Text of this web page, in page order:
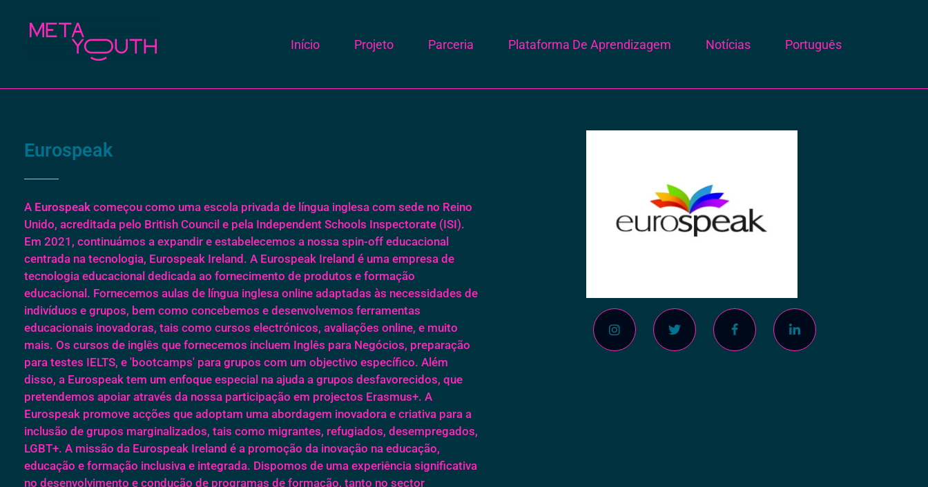
Início Projeto Parceria Plataforma De Aprendizagem Notícias Português
Eurospeak
A Eurospeak começou como uma escola privada de língua inglesa com sede no Reino
Unido, acreditada pelo British Council e pela Independent Schools Inspectorate (ISI).
Em 2021, continuámos a expandir e estabelecemos a nossa spin-off educacional
centrada na tecnologia, Eurospeak Ireland. A Eurospeak Ireland é uma empresa de
tecnologia educacional dedicada ao fornecimento de produtos e formação
educacional. Fornecemos aulas de língua inglesa online adaptadas às necessidades de
indivíduos e grupos, bem como concebemos e desenvolvemos ferramentas
educacionais inovadoras, tais como cursos electrónicos, avaliações online, e muito
mais. Os cursos de inglês que fornecemos incluem Inglês para Negócios, preparação
para testes IELTS, e 'bootcamps' para grupos com um objectivo específico. Além
disso, a Eurospeak tem um enfoque especial na ajuda a grupos desfavorecidos, que
pretendemos apoiar através da nossa participação em projectos Erasmus+. A
Eurospeak promove acções que adoptam uma abordagem inovadora e criativa para a
inclusão de grupos marginalizados, tais como migrantes, refugiados, desempregados,
LGBT+. A missão da Eurospeak Ireland é a promoção da inovação na educação,
educação e formação inclusiva e integrada. Dispomos de uma experiência significativa
no desenvolvimento e condução de programas de formação, tanto no sector